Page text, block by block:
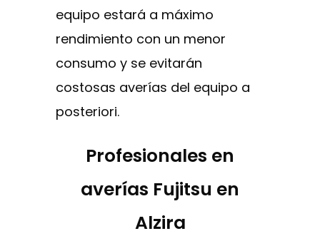
equipo estará a máximo
rendimiento con un menor
consumo y se evitarán
costosas averías del equipo a
posteriori.
Profesionales en
averías Fujitsu en
Alzira